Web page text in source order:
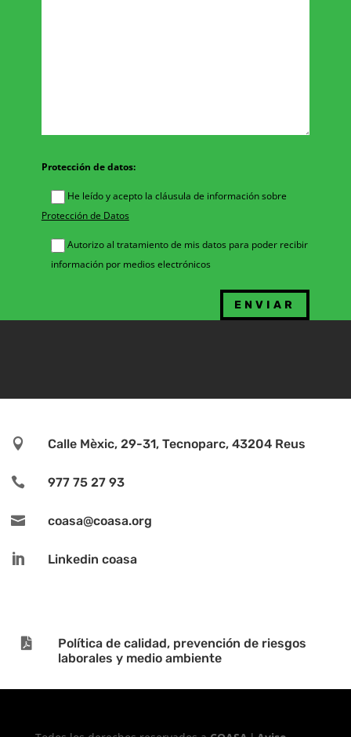
Protección de datos:
He leído y acepto la cláusula de información sobre
Protección de Datos
Autorizo al tratamiento de mis datos para poder recibir
información por medios electrónicos
 Calle Mèxic, 29-31, Tecnoparc, 43204 Reus
 977 75 27 93
 coasa@coasa.org
 Linkedin coasa

Política de calidad, prevención de riesgos
laborales y medio ambiente